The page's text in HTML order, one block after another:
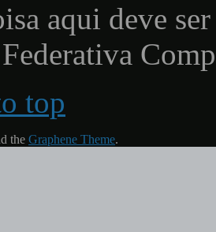
aqui deve
top
the Graphene Theme.